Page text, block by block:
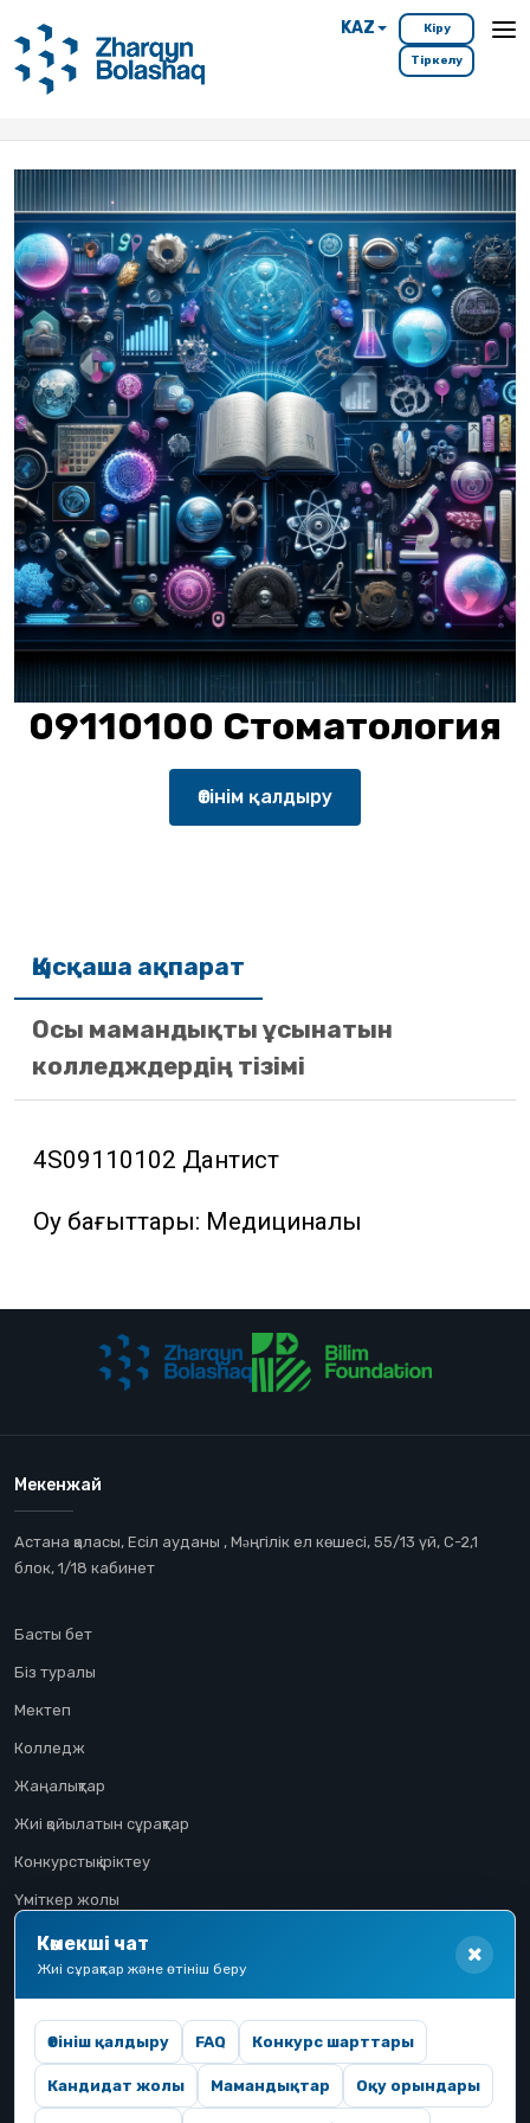
KAZ Кіру
Тіркелу
09110100 Стоматология
Өтінім қалдыру
Қысқаша ақпарат
Осы мамандықты ұсынатын
колледждердің тізімі
4S09110102 Дантист
Оқу бағыттары: Медициналық
Мекенжай
Астана қаласы, Есіл ауданы , Мəңгілік ел көшесі, 55/13 үй, С-2,1
блок, 1/18 кабинет
Басты бет
Біз туралы
Мектеп
Колледж
Жаңалықтар
Жиі қойылатын сұрақтар
Конкурстық іріктеу
Үміткер жолы
Көмекші чат
Жиі сұрақтар және өтініш беру
Өтініш қалдыру FAQ Конкурс шарттары
Кандидат жолы Мамандықтар Оқу орындары